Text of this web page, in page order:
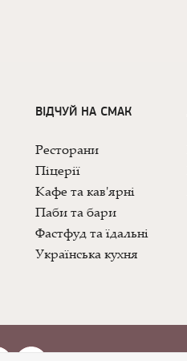
ВІДЧУЙ НА СМАК
Ресторани
Піцерії
Кафе та кав'ярні
Паби та бари
Фастфуд та їдальні
Українська кухня